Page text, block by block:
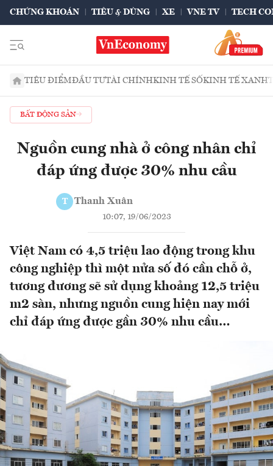
CHỨNG KHOÁN TIÊU & DÙNG XE VNE TV TECH
TIÊU ĐIỂMĐẦU TƯTÀI CHÍNHKINH TẾ SỐKINH TẾ XANH
BẤT ĐỘNG SẢN
Nguồn cung nhà ở công nhân chỉ
đáp ứng được 30% nhu cầu
T Thanh Xuân
10:07, 19/06/2023
Việt Nam có 4,5 triệu lao động trong khu
công nghiệp thì một nửa số đó cần chỗ ở,
tương đương sẽ sử dụng khoảng 12,5 triệu
m2 sàn, nhưng nguồn cung hiện nay mới
chỉ đáp ứng được gần 30% nhu cầu…